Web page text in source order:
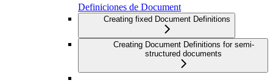
Definiciones de Document
Creating fixed Document Definitions
Creating Document Definitions for semi-
structured documents